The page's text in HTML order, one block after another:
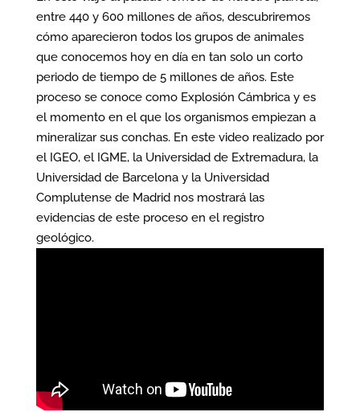
entre 440 y 600 millones de años, descubriremos
cómo aparecieron todos los grupos de animales
que conocemos hoy en día en tan solo un corto
periodo de tiempo de 5 millones de años. Este
proceso se conoce como Explosión Cámbrica y es
el momento en el que los organismos empiezan a
mineralizar sus conchas. En este video realizado por
el IGEO, el IGME, la Universidad de Extremadura, la
Universidad de Barcelona y la Universidad
Complutense de Madrid nos mostrará las
evidencias de este proceso en el registro
geológico.